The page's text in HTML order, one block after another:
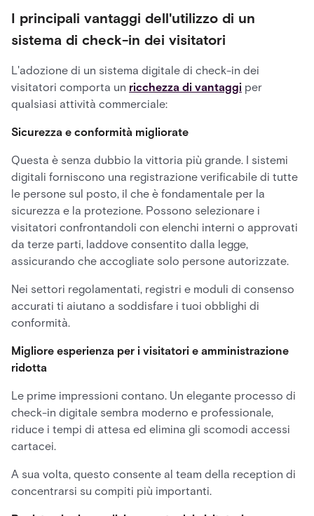
I principali vantaggi dell'utilizzo di un
sistema di check-in dei visitatori
L'adozione di un sistema digitale di check-in dei
visitatori comporta un ricchezza di vantaggi per
qualsiasi attività commerciale:
Sicurezza e conformità migliorate
Questa è senza dubbio la vittoria più grande. I sistemi
digitali forniscono una registrazione verificabile di tutte
le persone sul posto, il che è fondamentale per la
sicurezza e la protezione. Possono selezionare i
visitatori confrontandoli con elenchi interni o approvati
da terze parti, laddove consentito dalla legge,
assicurando che accogliate solo persone autorizzate.
Nei settori regolamentati, registri e moduli di consenso
accurati ti aiutano a soddisfare i tuoi obblighi di
conformità.
Migliore esperienza per i visitatori e amministrazione
ridotta
Le prime impressioni contano. Un elegante processo di
check-in digitale sembra moderno e professionale,
riduce i tempi di attesa ed elimina gli scomodi accessi
cartacei.
A sua volta, questo consente al team della reception di
concentrarsi su compiti più importanti.